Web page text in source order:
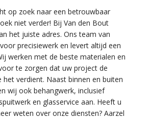
op zoek naar een betrouwbaar
niet verder! Bij Van den Bout
het juiste adres. Ons team van
precisiewerk en levert altijd een
werken met de beste materialen en
te zorgen dat uw project de
het verdient. Naast binnen en buiten
wij ook behangwerk, inclusief
en glasservice aan. Heeft u
weten over onze diensten? Aarzel